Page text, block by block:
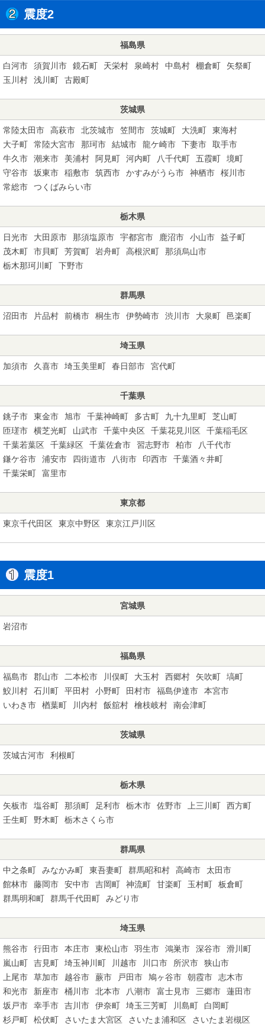
震度2
福島県
白河市 須賀川市 鏡石町 天栄村 泉崎村 中島村 棚倉町
矢祭町
玉川村
浅川町 古殿町
茨城県
常陸太田市 高萩市 北茨城市 笠間市 茨城町 大洗町
東海村
大子町
常陸大宮市 那珂市 結城市 龍ケ崎市 下妻市
取手市
牛久市
潮来市 美浦村 阿見町 河内町 八千代町 五霞町
境町
守谷市
坂東市 稲敷市 筑西市 かすみがうら市 神栖市
桜川市
常総市
つくばみらい市
栃木県
日光市 大田原市 那須塩原市 宇都宮市 鹿沼市 小山市
益子町
茂木町
市貝町 芳賀町 岩舟町 高根沢町
那須烏山市
栃木那珂川町
下野市
群馬県
沼田市 片品村 前橋市 桐生市 伊勢崎市 渋川市 大泉町 邑楽町
埼玉県
加須市 久喜市 埼玉美里町 春日部市 宮代町
千葉県
銚子市 東金市 旭市 千葉神崎町 多古町 九十九里町
芝山町
匝瑳市
横芝光町 山武市 千葉中央区 千葉花見川区
千葉稲毛区
千葉若葉区
千葉緑区 千葉佐倉市 習志野市 柏市
八千代市
鎌ケ谷市
浦安市 四街道市 八街市 印西市
千葉酒々井町
千葉栄町
富里市
東京都
東京千代田区 東京中野区 東京江戸川区
震度1
宮城県
岩沼市
福島県
福島市 郡山市 二本松市 川俣町 大玉村 西郷村 矢吹町
塙町
鮫川村
石川町 平田村 小野町 田村市 福島伊達市
本宮市
いわき市
楢葉町 川内村 飯舘村 檜枝岐村 南会津町
茨城県
茨城古河市 利根町
栃木県
矢板市 塩谷町 那須町 足利市 栃木市 佐野市 上三川町
西方町
壬生町
野木町 栃木さくら市
群馬県
中之条町 みなかみ町 東吾妻町 群馬昭和村 高崎市
太田市
館林市
藤岡市 安中市 吉岡町 神流町 甘楽町 玉村町
板倉町
群馬明和町
群馬千代田町 みどり市
埼玉県
熊谷市 行田市 本庄市 東松山市 羽生市 鴻巣市 深谷市
滑川町
嵐山町
吉見町 埼玉神川町 川越市 川口市 所沢市
狭山市
上尾市
草加市 越谷市 蕨市 戸田市 鳩ヶ谷市 朝霞市
志木市
和光市
新座市 桶川市 北本市 八潮市 富士見市 三郷市
蓮田市
坂戸市
幸手市 吉川市 伊奈町 埼玉三芳町 川島町
白岡町
杉戸町
松伏町 さいたま大宮区 さいたま浦和区 さいたま岩槻区